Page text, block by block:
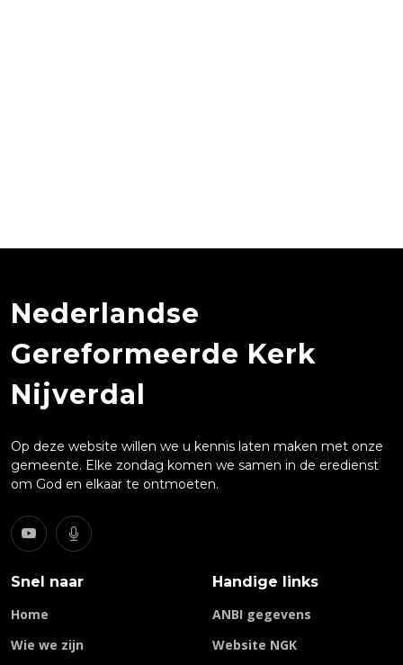
Nederlandse
Gereformeerde Kerk
Nijverdal
Op deze website willen we u kennis laten maken met onze
gemeente. Elke zondag komen we samen in de eredienst
om God en elkaar te ontmoeten.
Snel naar
Home
Wie we zijn
Handige links
ANBI gegevens
Website NGK